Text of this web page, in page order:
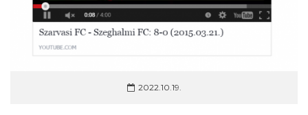
2022.10.19.